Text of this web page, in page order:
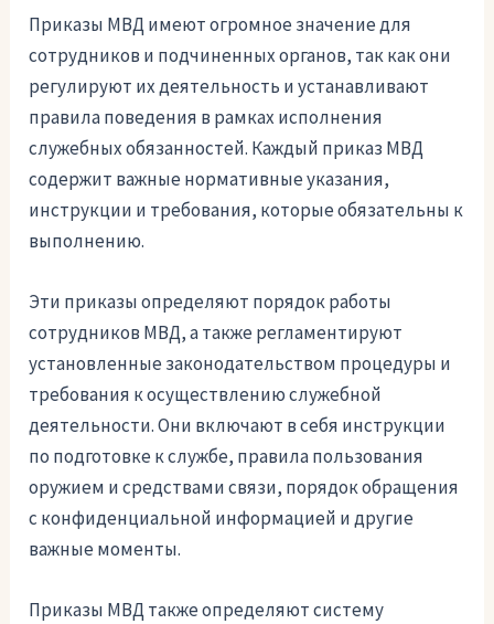
Приказы МВД имеют огромное значение для
сотрудников и подчиненных органов, так как они
регулируют их деятельность и устанавливают
правила поведения в рамках исполнения
служебных обязанностей. Каждый приказ МВД
содержит важные нормативные указания,
инструкции и требования, которые обязательны к
выполнению.
Эти приказы определяют порядок работы
сотрудников МВД, а также регламентируют
установленные законодательством процедуры и
требования к осуществлению служебной
деятельности. Они включают в себя инструкции
по подготовке к службе, правила пользования
оружием и средствами связи, порядок обращения
с конфиденциальной информацией и другие
важные моменты.
Приказы МВД также определяют систему